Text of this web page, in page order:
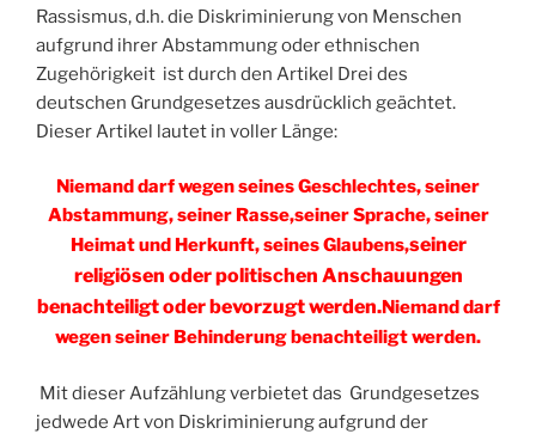
Rassismus, d.h. die Diskriminierung von Menschen
aufgrund ihrer Abstammung oder ethnischen
Zugehörigkeit ist durch den Artikel Drei des
deutschen Grundgesetzes ausdrücklich geächtet.
Dieser Artikel lautet in voller Länge:
Niemand darf wegen seines Geschlechtes, seiner
Abstammung, seiner Rasse,seiner Sprache, seiner
Heimat und Herkunft, seines Glaubens,seiner
religiösen oder politischen Anschauungen
benachteiligt oder bevorzugt werden.Niemand darf
wegen seiner Behinderung benachteiligt werden.
Mit dieser Aufzählung verbietet das Grundgesetzes
jedwede Art von Diskriminierung aufgrund der